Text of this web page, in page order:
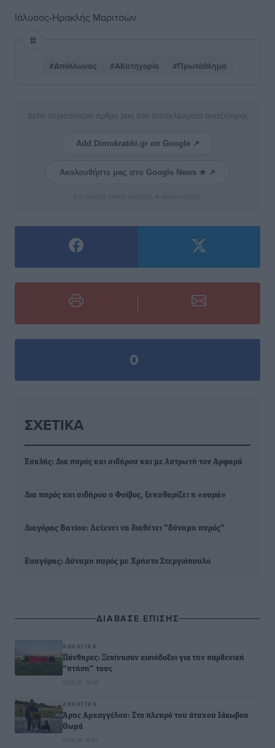
Ιάλυσος-Ηρακλής Μαριτσών
#Απόλλωνας #ΑΚατηγορία #Πρωτάθλημα
Δείτε περισσότερα άρθρα μας στα αποτελέσματα αναζήτησης
Add Dimokratiki.gr on Google ↗
Ακολουθήστε μας στο Google News ★ ↗
0
ΣΧΕΤΙΚΆ
Ευκλής: Δια πυρός και σιδήρου και με λυτρωτή τον Αρφαρά
Δια πυρός και σιδήρου ο Φοίβος, ξεκαθαρίζει η «ουρά»
Διαγόρας Βατίου: Δείχνει να διαθέτει "δύναμη πυρός"
Ευαγόρας: Δύναμη πυρός με Χρήστο Στεργιόπουλο
ΔΙΑΒΑΣΕ ΕΠΙΣΗΣ
ΑΘΛΗΤΙΚΆ
Πάνθηρες: Ξεκίνησαν αισιόδοξοι για την παρθενική
“πτήση” τους
07.08.26 · 16:59
ΑΘΛΗΤΙΚΆ
Άρης Αρχαγγέλου: Στο πλευρό του άτυχου Ιάκωβου
Θωμά
07.08.26 · 16:57